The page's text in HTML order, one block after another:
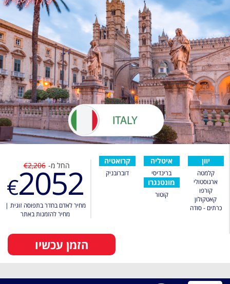
יוון
קלמטה
ארגוסטולי
קורפו
קאטקולון
כרתים - סודה
איטליה
ברינדיסי
קרואטיה
דוברובניק
מונטנגרו
קוטור
החל מ- €2,206
€2052
מחיר לאדם בחדר בתפוסה זוגית |
מחיר להזמנות באתר
הזמן עכשיו